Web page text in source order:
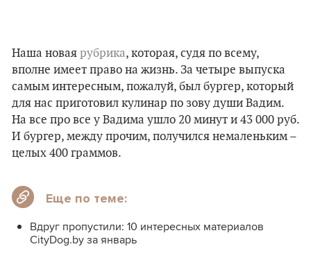
Наша новая рубрика, которая, судя по всему,
вполне имеет право на жизнь. За четыре выпуска
самым интересным, пожалуй, был бургер, который
для нас приготовил кулинар по зову души Вадим.
На все про все у Вадима ушло 20 минут и 43 000 руб.
И бургер, между прочим, получился немаленьким –
целых 400 граммов.
Еще по теме:
Вдруг пропустили: 10 интересных материалов
CityDog.by за январь